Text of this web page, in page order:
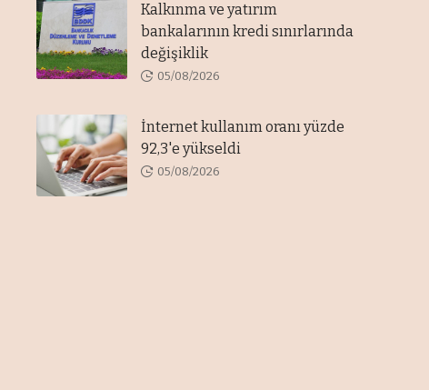
Kalkınma ve yatırım
bankalarının kredi sınırlarında
değişiklik
05/08/2026
İnternet kullanım oranı yüzde
92,3'e yükseldi
05/08/2026